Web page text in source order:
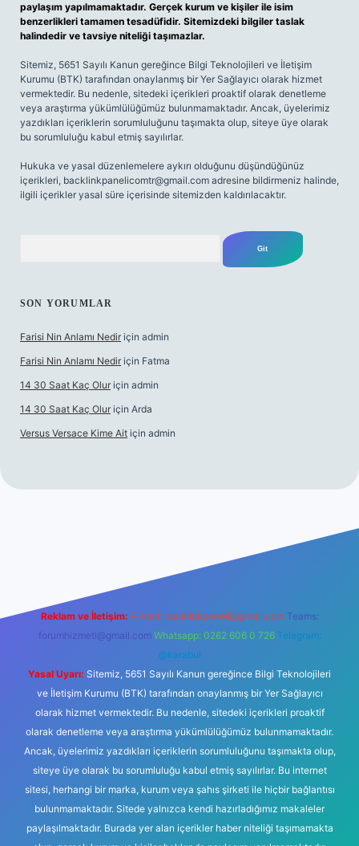
paylaşım yapılmamaktadır. Gerçek kurum ve kişiler ile isim
benzerlikleri tamamen tesadüfidir. Sitemizdeki bilgiler taslak
halindedir ve tavsiye niteliği taşımazlar.
Sitemiz, 5651 Sayılı Kanun gereğince Bilgi Teknolojileri ve İletişim
Kurumu (BTK) tarafından onaylanmış bir Yer Sağlayıcı olarak hizmet
vermektedir. Bu nedenle, sitedeki içerikleri proaktif olarak denetleme
veya araştırma yükümlülüğümüz bulunmamaktadır. Ancak, üyelerimiz
yazdıkları içeriklerin sorumluluğunu taşımakta olup, siteye üye olarak
bu sorumluluğu kabul etmiş sayılırlar.
Hukuka ve yasal düzenlemelere aykırı olduğunu düşündüğünüz
içerikleri, backlinkpanelicomtr@gmail.com adresine bildirmeniz halinde,
ilgili içerikler yasal süre içerisinde sitemizden kaldırılacaktır.
SON YORUMLAR
Farisi Nin Anlamı Nedir için admin
Farisi Nin Anlamı Nedir için Fatma
14 30 Saat Kaç Olur için admin
14 30 Saat Kaç Olur için Arda
Versus Versace Kime Ait için admin
Reklam ve İletişim: E-mail: backlinkpaneli@gmail.com Teams:
forumhizmeti@gmail.com Whatsapp: 0262 606 0 726 Telegram:
@karabul
Yasal Uyarı: Sitemiz, 5651 Sayılı Kanun gereğince Bilgi Teknolojileri
ve İletişim Kurumu (BTK) tarafından onaylanmış bir Yer Sağlayıcı
olarak hizmet vermektedir. Bu nedenle, sitedeki içerikleri proaktif
olarak denetleme veya araştırma yükümlülüğümüz bulunmamaktadır.
Ancak, üyelerimiz yazdıkları içeriklerin sorumluluğunu taşımakta olup,
siteye üye olarak bu sorumluluğu kabul etmiş sayılırlar. Bu internet
sitesi, herhangi bir marka, kurum veya şahıs şirketi ile hiçbir bağlantısı
bulunmamaktadır. Sitede yalnızca kendi hazırladığımız makaleler
paylaşılmaktadır. Burada yer alan içerikler haber niteliği taşımamakta